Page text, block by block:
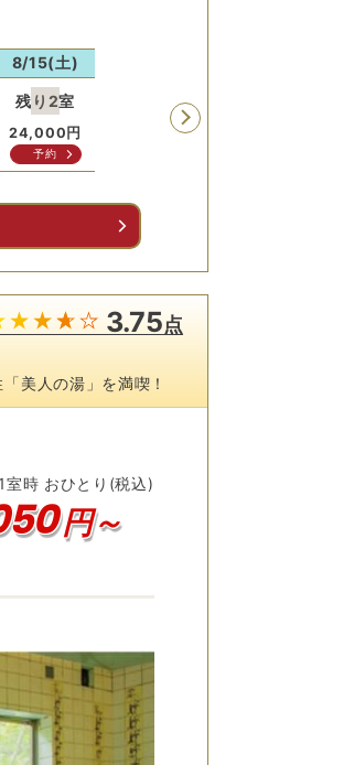
8/15(土)
残り 2室
24,000円
予約
円
3.75点
美人の湯」を満喫！
1室時 おひとり(税込)
円～